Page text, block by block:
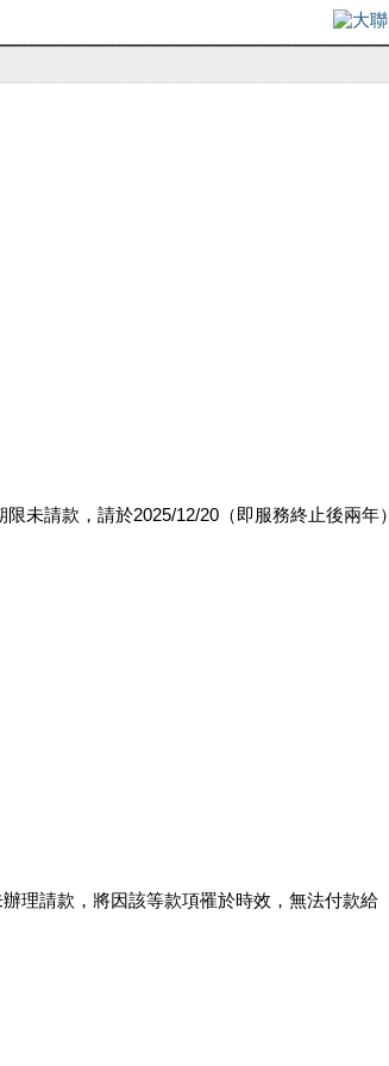
未請款，請於2025/12/20（即服務終止後兩年）
理請款，將因該等款項罹於時效，無法付款給